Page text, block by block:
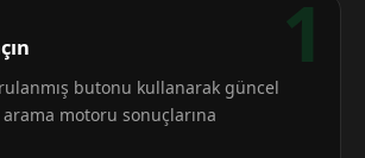
1
butonu kullanarak güncel
motoru sonuçlarına